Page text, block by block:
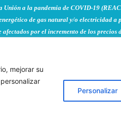
mejorar su
Personalizar
Unión a la pandemia de COVID-19
de gas natural y/o electricidad a
afectados por el incremento de los precios